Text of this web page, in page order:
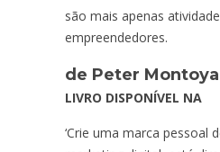
são mais apenas
empreendedores.
de Peter
LIVRO DISPONÍVEL NA
‘Crie uma marca pessoal